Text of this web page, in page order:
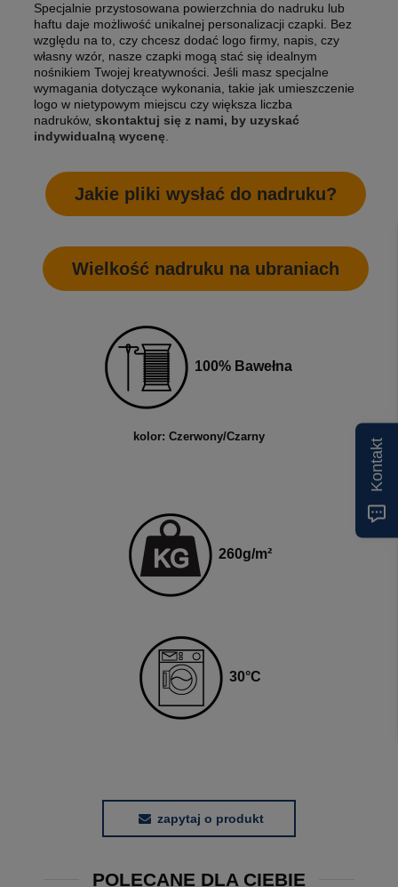
Specjalnie przystosowana powierzchnia do nadruku lub
haftu daje możliwość unikalnej personalizacji czapki. Bez
względu na to, czy chcesz dodać logo firmy, napis, czy
własny wzór, nasze czapki mogą stać się idealnym
nośnikiem Twojej kreatywności. Jeśli masz specjalne
wymagania dotyczące wykonania, takie jak umieszczenie
logo w nietypowym miejscu czy większa liczba
nadruków, skontaktuj się z nami, by uzyskać
indywidualną wycenę
Jakie pliki wysłać do nadruku?
Wielkość nadruku na ubraniach
100% Bawełna
kolor: Czerwony/Czarny
260g/m²
30°C
zapytaj o produkt
POLECANE DLA CIEBIE
Kontakt